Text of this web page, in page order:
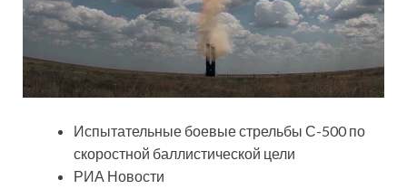
Испытательные боевые стрельбы С-500 по
скоростной баллистической цели
РИА Новости